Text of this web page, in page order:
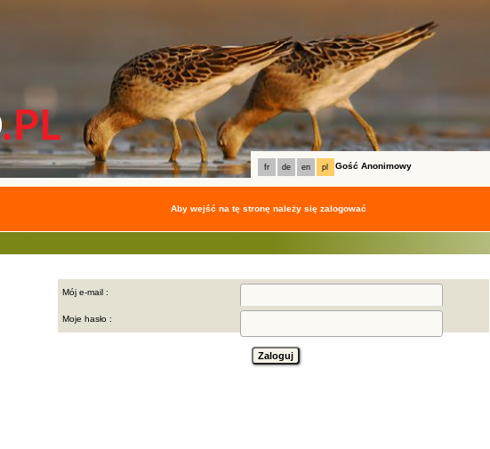
fr de en pl Gość Anonimowy
Aby wejść na tę stronę należy się zalogować
Mój e-mail :
Moje hasło :